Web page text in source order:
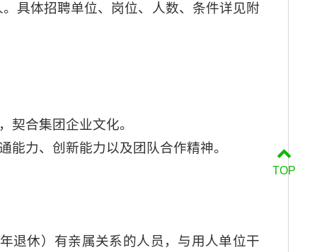
具体招聘单位、岗位、人数、条件详见附
契合集团企业文化。
能力、创新能力以及团队合作精神。
退休）有亲属关系的人员，与用人单位干
TOP